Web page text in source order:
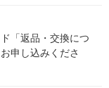
「返品・交換につ
申し込みくださ